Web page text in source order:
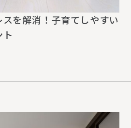
を解消！子育てしやすい